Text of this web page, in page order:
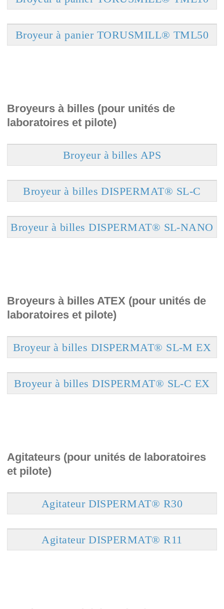
Broyeur à panier TORUSMILL® TML50
Broyeurs à billes (pour unités de
laboratoires et pilote)
Broyeur à billes APS
Broyeur à billes DISPERMAT® SL-C
Broyeur à billes DISPERMAT® SL-NANO
Broyeurs à billes ATEX (pour unités de
laboratoires et pilote)
Broyeur à billes DISPERMAT® SL-M EX
Broyeur à billes DISPERMAT® SL-C EX
Agitateurs (pour unités de laboratoires
et pilote)
Agitateur DISPERMAT® R30
Agitateur DISPERMAT® R11